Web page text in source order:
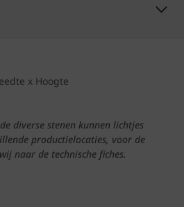
x Hoogte
diverse stenen kunnen lichtjes
productielocaties, voor de
naar de technische fiches.